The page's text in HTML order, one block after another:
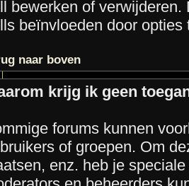
bewerken of
beïnvloeden door
naar boven
krijg ik geen
forums kunnen
of groepen. Om
enz. heb je